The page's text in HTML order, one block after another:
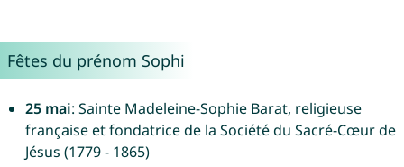
Fêtes du prénom Sophi
25 mai: Sainte Madeleine-Sophie Barat, religieuse
française et fondatrice de la Société du Sacré-Cœur de
Jésus (1779 - 1865)